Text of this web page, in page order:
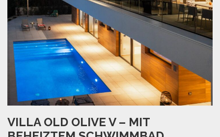
VILLA OLD OLIVE V – MIT